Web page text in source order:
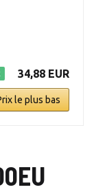
34,88 EUR
le plus bas